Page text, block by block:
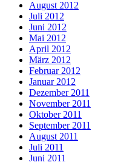
August 2012
Juli 2012
Juni 2012
Mai 2012
April 2012
März 2012
Februar 2012
Januar 2012
Dezember 2011
November 2011
Oktober 2011
September 2011
August 2011
Juli 2011
Juni 2011